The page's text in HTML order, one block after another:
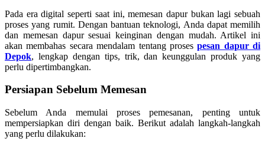
Pada era digital seperti saat ini, memesan dapur bukan lagi sebuah
proses yang rumit. Dengan bantuan teknologi, Anda dapat memilih
dan memesan dapur sesuai keinginan dengan mudah. Artikel ini
akan membahas secara mendalam tentang prosespesan dapur di
Depok, lengkap dengan tips, trik, dan keunggulan produk yang
perlu dipertimbangkan.
Persiapan Sebelum Memesan
Sebelum Anda memulai proses pemesanan, penting untuk
mempersiapkan diri dengan baik. Berikut adalah langkah-langkah
yang perlu dilakukan: